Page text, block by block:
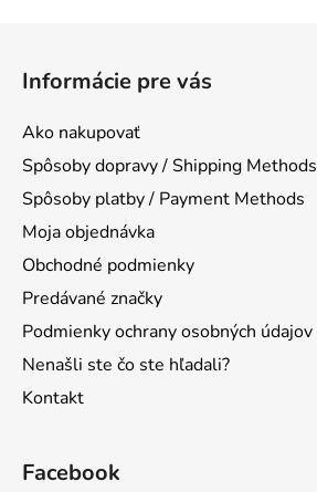
Informácie pre vás
Ako nakupovať
Spôsoby dopravy / Shipping Methods
Spôsoby platby / Payment Methods
Moja objednávka
Obchodné podmienky
Predávané značky
Podmienky ochrany osobných údajov
Nenašli ste čo ste hľadali?
Kontakt
Facebook